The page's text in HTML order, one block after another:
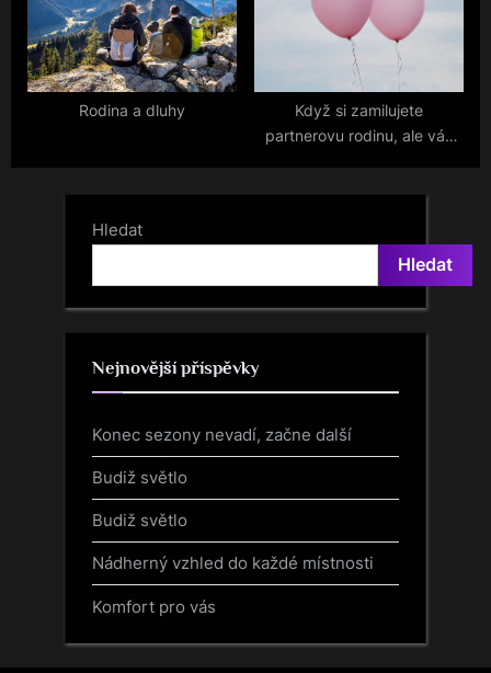
Rodina a dluhy
Když si zamilujete
partnerovu rodinu, ale váš
Hledat
Hledat
Nejnovější příspěvky
Konec sezony nevadí, začne další
Budiž světlo
Budiž světlo
Nádherný vzhled do každé místnosti
Komfort pro vás